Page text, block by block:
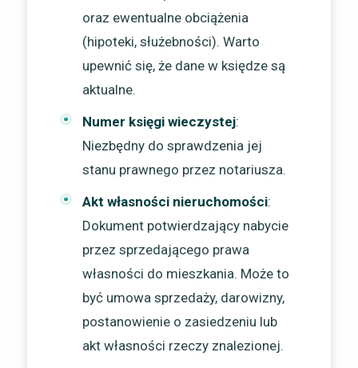
oraz ewentualne obciążenia
(hipoteki, służebności). Warto
upewnić się, że dane w księdze są
aktualne.
Numer księgi wieczystej:
Niezbędny do sprawdzenia jej
stanu prawnego przez notariusza.
Akt własności nieruchomości:
Dokument potwierdzający nabycie
przez sprzedającego prawa
własności do mieszkania. Może to
być umowa sprzedaży, darowizny,
postanowienie o zasiedzeniu lub
akt własności rzeczy znalezionej.